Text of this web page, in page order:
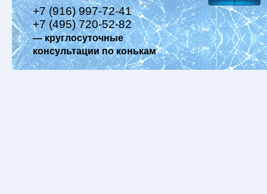
+7 (916) 997-72-41
+7 (495) 720-52-82
— круглосуточные
консультации по конькам